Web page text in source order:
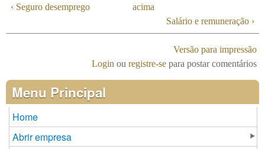
‹ Seguro desemprego
acima
Salário e remuneração ›
Versão para impressão
Login ou registre-se para postar comentários
Menu Principal
Home
Abrir empresa